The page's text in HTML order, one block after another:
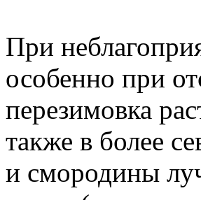
При
особенно при
перезимовка
также в более
и смородины